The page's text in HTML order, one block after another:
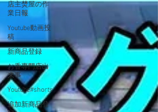
店主焚屋の作
業日報
Youtube動画投
稿
新商品登録
お香専門店出
来事
Youtube#shorts
追加新商品登